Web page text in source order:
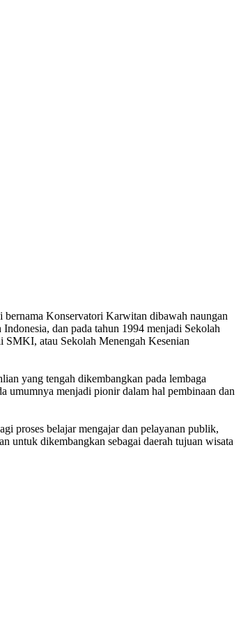
Konservatori Karwitan dibawah naungan
dan pada tahun 1994 menjadi Sekolah
SMKI, atau Sekolah Menengah Kesenian
yang tengah dikembangkan pada lembaga
umumnya menjadi pionir dalam hal pembinaan dan
proses belajar mengajar dan pelayanan publik,
untuk dikembangkan sebagai daerah tujuan wisata